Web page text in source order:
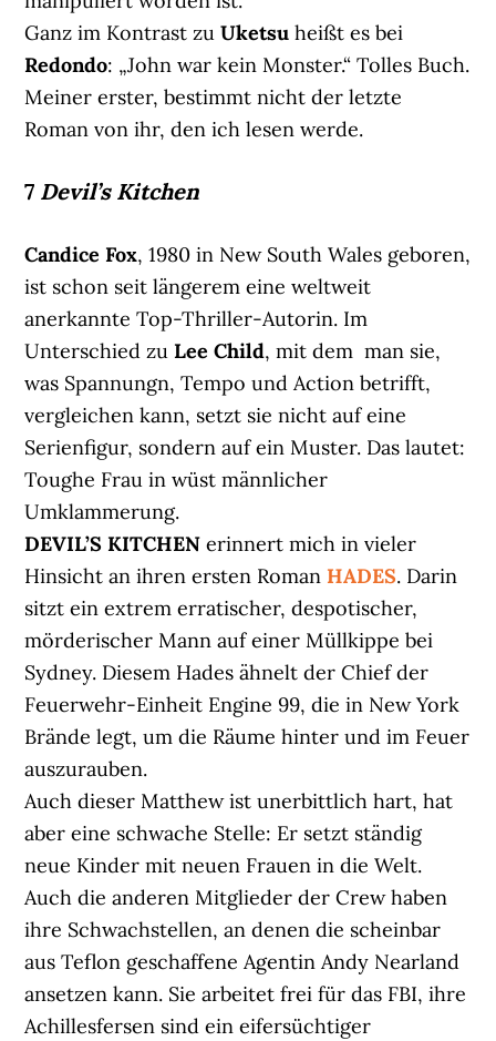
Ganz im Kontrast zuUketsu heißt es bei
Redondo: „John war kein Monster.“ Tolles Buch.
Meiner erster, bestimmt nicht der letzte
Roman von ihr, den ich lesen werde.
7 Devil’s Kitchen
Candice Fox, 1980 in New South Wales geboren,
ist schon seit längerem eine weltweit
anerkannte Top-Thriller-Autorin. Im
Unterschied zuLee Child, mit dem man sie,
was Spannungn, Tempo und Action betrifft,
vergleichen kann, setzt sie nicht auf eine
Serienfigur, sondern auf ein Muster. Das lautet:
Toughe Frau in wüst männlicher
Umklammerung.
DEVIL’S KITCHEN erinnert mich in vieler
Hinsicht an ihren ersten Roman HADES. Darin
sitzt ein extrem erratischer, despotischer,
mörderischer Mann auf einer Müllkippe bei
Sydney. Diesem Hades ähnelt der Chief der
Feuerwehr-Einheit Engine 99, die in New York
Brände legt, um die Räume hinter und im Feuer
auszurauben.
Auch dieser Matthew ist unerbittlich hart, hat
aber eine schwache Stelle: Er setzt ständig
neue Kinder mit neuen Frauen in die Welt.
Auch die anderen Mitglieder der Crew haben
ihre Schwachstellen, an denen die scheinbar
aus Teflon geschaffene Agentin Andy Nearland
ansetzen kann. Sie arbeitet frei für das FBI, ihre
Achillesfersen sind ein eifersüchtiger